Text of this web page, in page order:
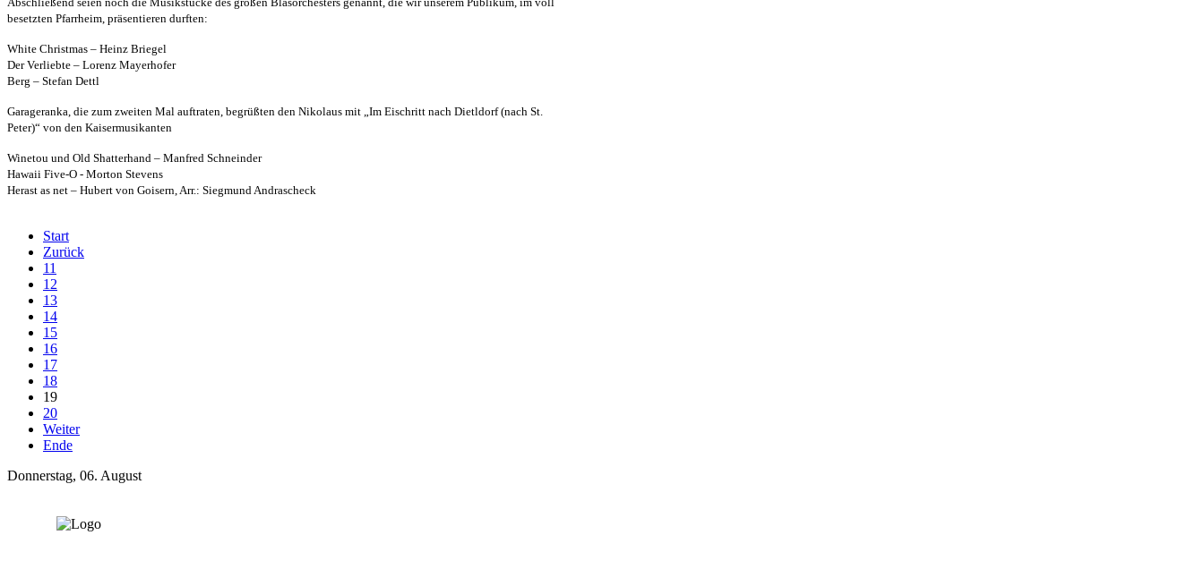
besetzten Pfarrheim, präsentieren durften:
White Christmas – Heinz Briegel
Der Verliebte – Lorenz Mayerhofer
Berg – Stefan Dettl
Garageranka, die zum zweiten Mal auftraten, begrüßten den Nikolaus mit „Im Eischritt nach Dietldorf (nach St.
Peter)“ von den Kaisermusikanten
Winetou und Old Shatterhand – Manfred Schneinder
Hawaii Five-O - Morton Stevens
Herast as net – Hubert von Goisern, Arr.: Siegmund Andrascheck
Start
Zurück
11
12
13
14
15
16
17
18
19
20
Weiter
Ende
Donnerstag, 06. August